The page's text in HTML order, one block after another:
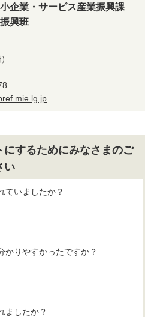
企業・サービス産業振興課
興班
にするためにみなさまのご
い
ていましたか？
かりやすかったですか？
ましたか？